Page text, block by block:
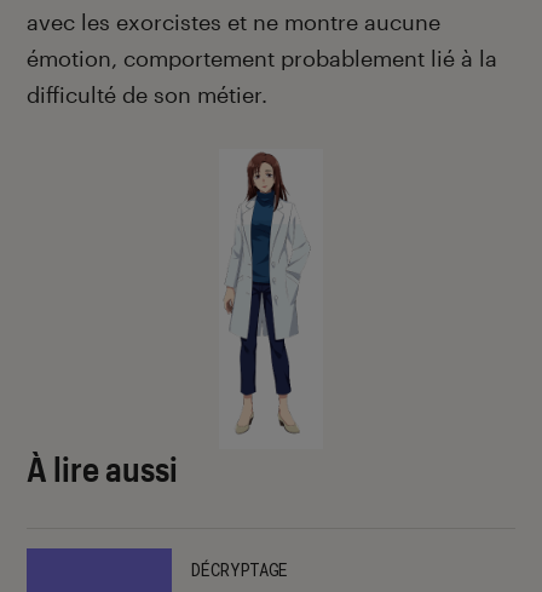
avec les exorcistes et ne montre aucune
émotion, comportement probablement lié à la
difficulté de son métier.
À lire aussi
DÉCRYPTAGE